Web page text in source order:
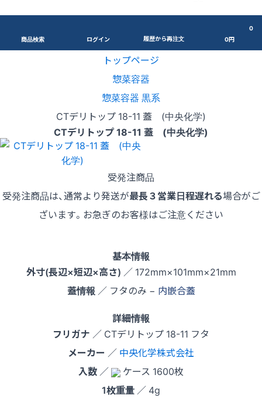
商品検索 ログイン 履歴から再注文
0
0円
トップページ
惣菜容器
惣菜容器 黒系
CTデリトップ 18-11 蓋 (中央化学)
CTデリトップ 18-11 蓋 (中央化学)
受発注商品
受発注商品は、通常より発送が最長３営業日程遅れる場合がご
ざいます。お急ぎのお客様はご注意ください
基本情報
外寸(長辺×短辺×高さ) ／ 172mm×101mm×21mm
蓋情報 ／ フタのみ − 内嵌合蓋
詳細情報
フリガナ ／ CTデリトップ 18-11 フタ
メーカー ／ 中央化学株式会社
入数 ／
ケース 1600枚
1枚重量 ／ 4g